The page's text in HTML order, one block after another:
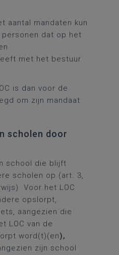
aantal mandaten kun
personen dat op het
met het bestuur
is dan voor de
om zijn mandaat
scholen door
school die blijft
scholen op (art. 3,
Voor het LOC
opslorpt,
aangezien die
LOC van de
word(t)(en),
zijn school